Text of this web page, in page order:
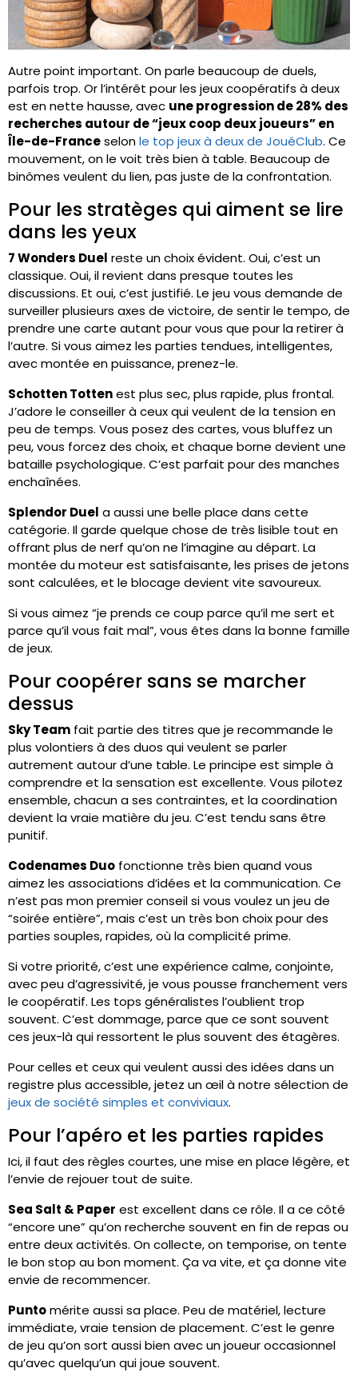
Autre point important. On parle beaucoup de duels,
parfois trop. Or l’intérêt pour les jeux coopératifs à deux
est en nette hausse, avec une progression de 28% des
recherches autour de “jeux coop deux joueurs” en
Île-de-Franceselonle top jeux à deux de JouéClub. Ce
mouvement, on le voit très bien à table. Beaucoup de
binômes veulent du lien, pas juste de la confrontation.
Pour les stratèges qui aiment se lire
dans les yeux
7 Wonders Duel reste un choix évident. Oui, c’est un
classique. Oui, il revient dans presque toutes les
discussions. Et oui, c’est justifié. Le jeu vous demande de
surveiller plusieurs axes de victoire, de sentir le tempo, de
prendre une carte autant pour vous que pour la retirer à
l’autre. Si vous aimez les parties tendues, intelligentes,
avec montée en puissance, prenez-le.
Schotten Tottenest plus sec, plus rapide, plus frontal.
J’adore le conseiller à ceux qui veulent de la tension en
peu de temps. Vous posez des cartes, vous bluffez un
peu, vous forcez des choix, et chaque borne devient une
bataille psychologique. C’est parfait pour des manches
enchaînées.
Splendor Duel a aussi une belle place dans cette
catégorie. Il garde quelque chose de très lisible tout en
offrant plus de nerf qu’on ne l’imagine au départ. La
montée du moteur est satisfaisante, les prises de jetons
sont calculées, et le blocage devient vite savoureux.
Si vous aimez “je prends ce coup parce qu’il me sert et
parce qu’il vous fait mal”, vous êtes dans la bonne famille
de jeux.
Pour coopérer sans se marcher
dessus
Sky Team fait partie des titres que je recommande le
plus volontiers à des duos qui veulent se parler
autrement autour d’une table. Le principe est simple à
comprendre et la sensation est excellente. Vous pilotez
ensemble, chacun a ses contraintes, et la coordination
devient la vraie matière du jeu. C’est tendu sans être
punitif.
Codenames Duo fonctionne très bien quand vous
aimez les associations d’idées et la communication. Ce
n’est pas mon premier conseil si vous voulez un jeu de
“soirée entière”, mais c’est un très bon choix pour des
parties souples, rapides, où la complicité prime.
Si votre priorité, c’est une expérience calme, conjointe,
avec peu d’agressivité, je vous pousse franchement vers
le coopératif. Les tops généralistes l’oublient trop
souvent. C’est dommage, parce que ce sont souvent
ces jeux-là qui ressortent le plus souvent des étagères.
Pour celles et ceux qui veulent aussi des idées dans un
registre plus accessible, jetez un œil à notre sélection de
jeux de société simples et conviviaux.
Pour l’apéro et les parties rapides
Ici, il faut des règles courtes, une mise en place légère, et
l’envie de rejouer tout de suite.
Sea Salt & Paper est excellent dans ce rôle. Il a ce côté
“encore une” qu’on recherche souvent en fin de repas ou
entre deux activités. On collecte, on temporise, on tente
le bon stop au bon moment. Ça va vite, et ça donne vite
envie de recommencer.
Puntomérite aussi sa place. Peu de matériel, lecture
immédiate, vraie tension de placement. C’est le genre
de jeu qu’on sort aussi bien avec un joueur occasionnel
qu’avec quelqu’un qui joue souvent.